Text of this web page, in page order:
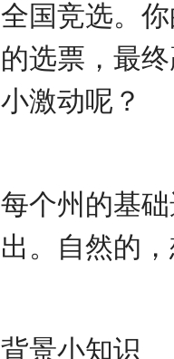
全国竞选。
的选票，最
小激动呢？
每个州的基
出。自然的
背景小知识